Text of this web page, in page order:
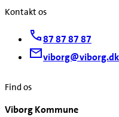
Kontakt os
87 87 87 87
viborg@viborg.dk
Find os
Viborg Kommune